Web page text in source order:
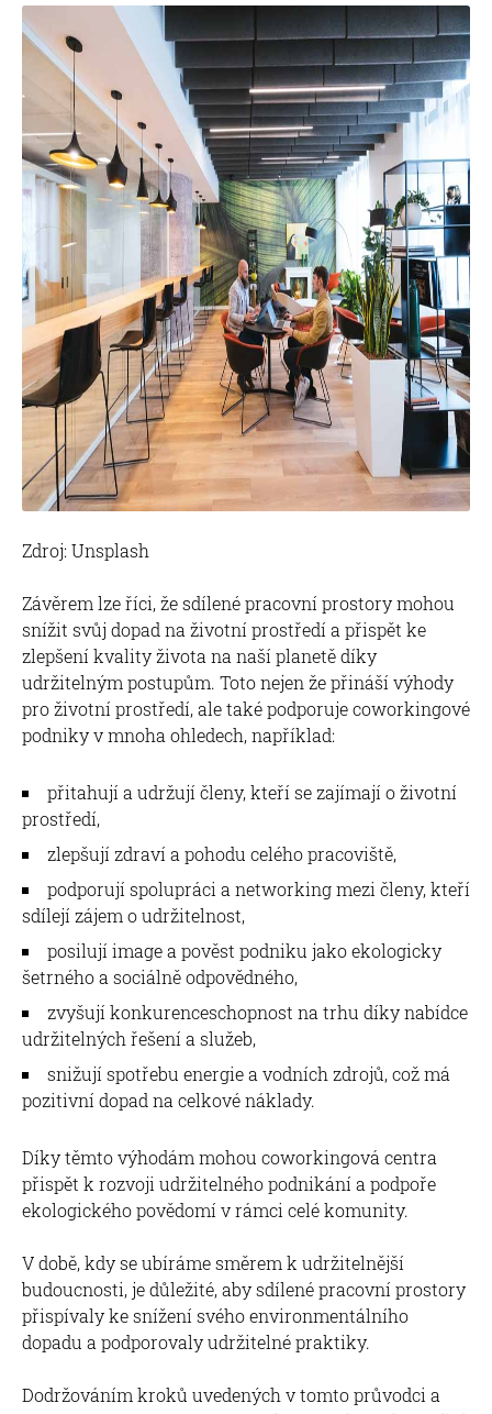
Zdroj: Unsplash
Závěrem lze říci, že sdílené pracovní prostory mohou
snížit svůj dopad na životní prostředí a přispět ke
zlepšení kvality života na naší planetě díky
udržitelným postupům. Toto nejen že přináší výhody
pro životní prostředí, ale také podporuje coworkingové
podniky v mnoha ohledech, například:
přitahují a udržují členy, kteří se zajímají o životní
prostředí,
zlepšují zdraví a pohodu celého pracoviště,
podporují spolupráci a networking mezi členy, kteří
sdílejí zájem o udržitelnost,
posilují image a pověst podniku jako ekologicky
šetrného a sociálně odpovědného,
zvyšují konkurenceschopnost na trhu díky nabídce
udržitelných řešení a služeb,
snižují spotřebu energie a vodních zdrojů, což má
pozitivní dopad na celkové náklady.
Díky těmto výhodám mohou coworkingová centra
přispět k rozvoji udržitelného podnikání a podpoře
ekologického povědomí v rámci celé komunity.
V době, kdy se ubíráme směrem k udržitelnější
budoucnosti, je důležité, aby sdílené pracovní prostory
přispívaly ke snížení svého environmentálního
dopadu a podporovaly udržitelné praktiky.
Dodržováním kroků uvedených v tomto průvodci a